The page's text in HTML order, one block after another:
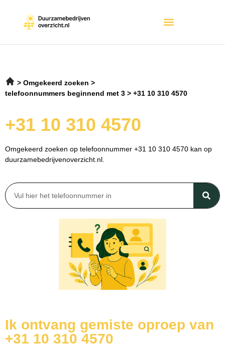
Omgekeerd zoeken
telefoonnummers beginnend met 3
+31 10 310 4570
+31 10 310 4570
Omgekeerd zoeken op telefoonnummer +31 10 310 4570 kan op
duurzamebedrijvenoverzicht.nl.
Ik ontvang gemiste oproep van
+31 10 310 4570